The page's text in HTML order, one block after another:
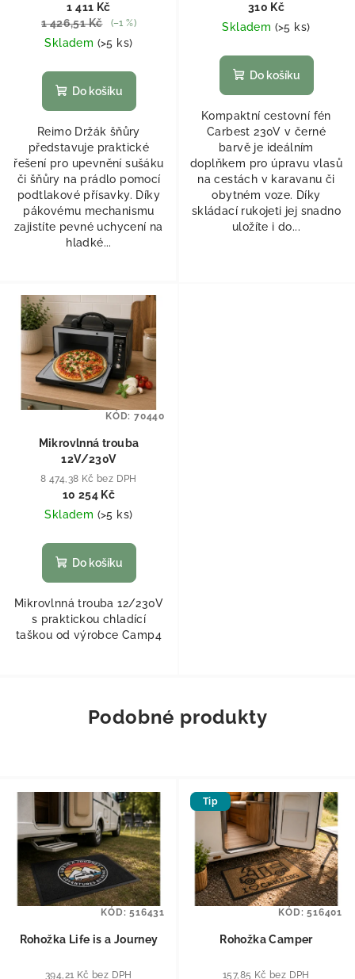
1 411 Kč
1 426,51 Kč
(–1 %)
Skladem (>5 ks)
Do košíku
Reimo Držák šňůry
představuje praktické
řešení pro upevnění sušáku
či šňůry na prádlo pomocí
podtlakové přísavky. Díky
pákovému mechanismu
zajistíte pevné uchycení na
hladké...
310 Kč
Skladem (>5 ks)
Do košíku
Kompaktní cestovní fén
Carbest 230V v černé
barvě je ideálním
doplňkem pro úpravu vlasů
na cestách v karavanu či
obytném voze. Díky
skládací rukojeti jej snadno
uložíte i do...
Mikrovlnná trouba
12V/230V
8 474,38 Kč bez DPH
10 254 Kč
Skladem (>5 ks)
Do košíku
Mikrovlnná trouba 12/230V
s praktickou chladící
taškou od výrobce Camp4
KÓD: 70440
Podobné produkty
Rohožka Life is a Journey
394,21 Kč bez DPH
KÓD:516431
Tip
Rohožka Camper
157,85 Kč bez DPH
KÓD:516401